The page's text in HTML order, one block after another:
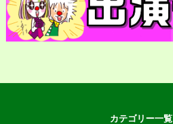
カテゴリー一覧